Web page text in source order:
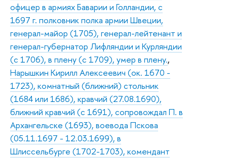
офицер в армиях Баварии и Голландии, с
1697 г. полковник полка армии Швеции,
генерал-майор (1705), генерал-лейтенант и
генерал-губернатор Лифляндии и Курляндии
(с 1706), в плену (с 1709), умер в плену.,
Нарышкин Кирилл Алексеевич (ок. 1670 -
1723), комнатный (ближний) стольник
(1684 или 1686), кравчий (27.08.1690),
ближний кравчий (с 1691), сопровождал П. в
Архангельске (1693), воевода Пскова
(05.11.1697 - 12.03.1699), в
Шлиссельбурге (1702-1703), комендант